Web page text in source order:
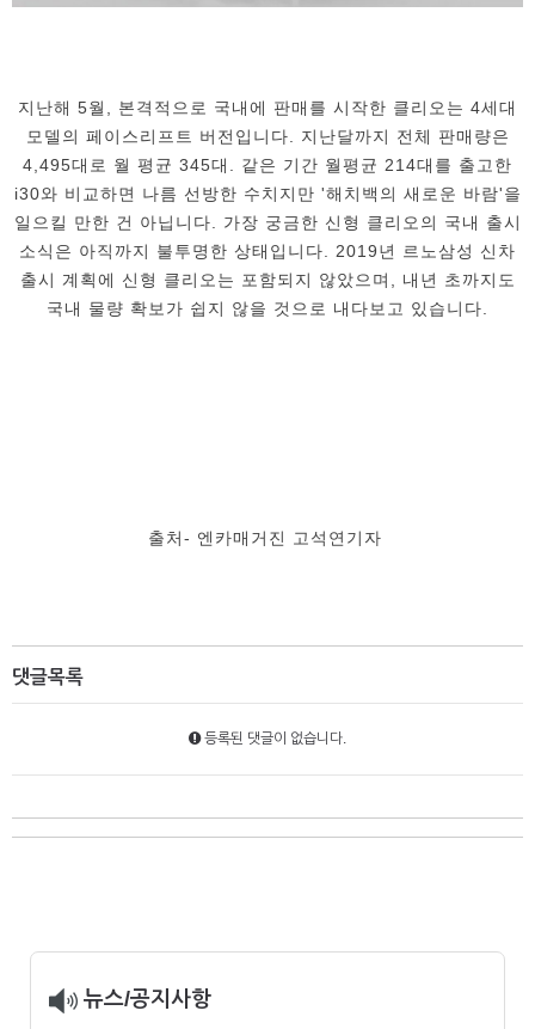
지난해 5월, 본격적으로 국내에 판매를 시작한 클리오는 4세대
모델의 페이스리프트 버전입니다. 지난달까지 전체 판매량은
4,495대로 월 평균 345대. 같은 기간 월평균 214대를 출고한
i30와 비교하면 나름 선방한 수치지만 '해치백의 새로운 바람'을
일으킬 만한 건 아닙니다. 가장 궁금한 신형 클리오의 국내 출시
소식은 아직까지 불투명한 상태입니다. 2019년 르노삼성 신차
출시 계획에 신형 클리오는 포함되지 않았으며, 내년 초까지도
국내 물량 확보가 쉽지 않을 것으로 내다보고 있습니다.
출처- 엔카매거진 고석연기자 ​
댓글목록
등록된 댓글이 없습니다.
뉴스/공지사항